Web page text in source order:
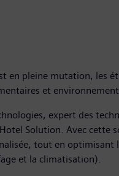
en pleine mutation, les
et
expert des
Solution. Avec cette
tout en optimisant
et la climatisation).